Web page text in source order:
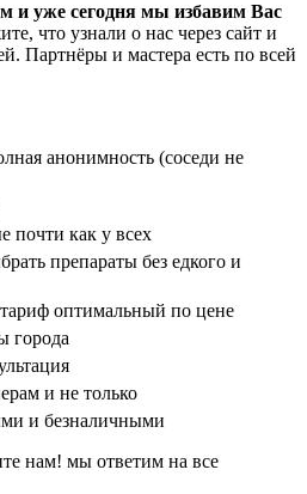
и уже сегодня мы избавим Вас
что узнали о нас через сайт и
Партнёры и мастера есть по всей
анонимность (соседи не
почти как у всех
препараты без едкого и
оптимальный по цене
города
и не только
и безналичными
нам! мы ответим на все